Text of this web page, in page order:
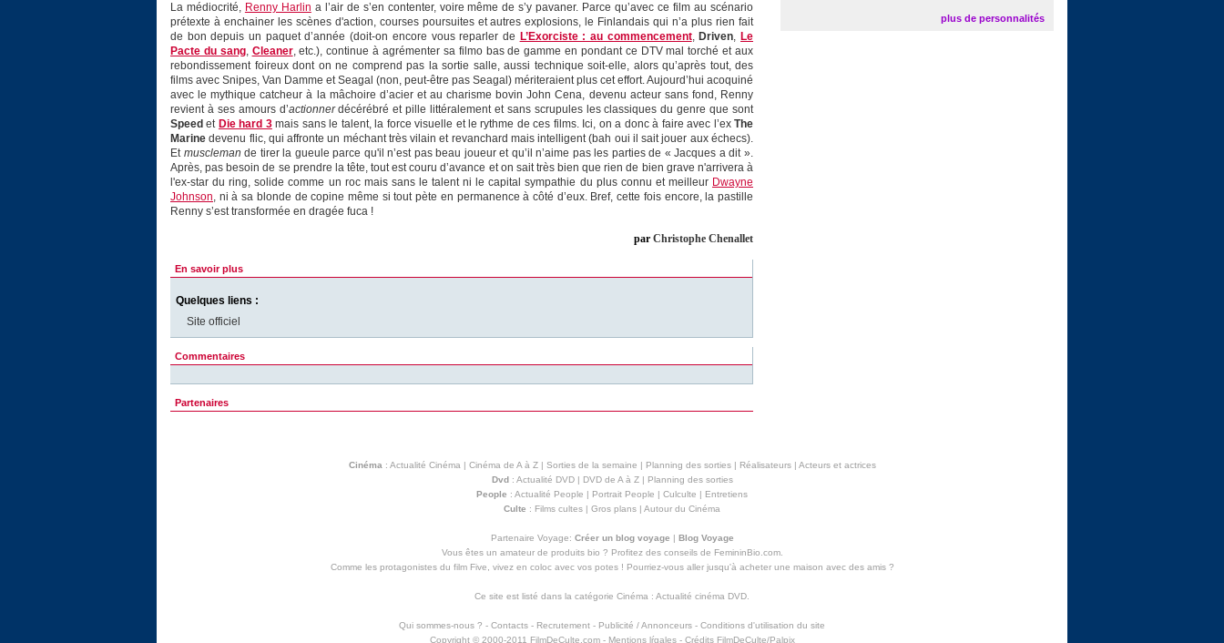
La médiocrité, Renny Harlin a l’air de s’en contenter, voire même de s’y pavaner. Parce qu’avec ce film au scénario
prétexte à enchainer les scènes d'action, courses poursuites et autres explosions, le Finlandais qui n’a plus rien fait
de bon depuis un paquet d’année (doit-on encore vous reparler de L’Exorciste : au commencement, Driven, Le
Pacte du sang, Cleaner, etc.), continue à agrémenter sa filmo bas de gamme en pondant ce DTV mal torché et aux
rebondissement foireux dont on ne comprend pas la sortie salle, aussi technique soit-elle, alors qu’après tout, des
films avec Snipes, Van Damme et Seagal (non, peut-être pas Seagal) mériteraient plus cet effort. Aujourd’hui acoquiné
avec le mythique catcheur à la mâchoire d’acier et au charisme bovin John Cena, devenu acteur sans fond, Renny
revient à ses amours d’actionnerdécérébré et pille littéralement et sans scrupules les classiques du genre que sont
Speed et Die hard 3mais sans le talent, la force visuelle et le rythme de ces films. Ici, on a donc à faire avec l’exThe
Marine devenu flic, qui affronte un méchant très vilain et revanchard mais intelligent (bah oui il sait jouer aux échecs).
Et muscleman de tirer la gueule parce qu'il n’est pas beau joueur et qu’il n’aime pas les parties de « Jacques a dit ».
Après, pas besoin de se prendre la tête, tout est couru d’avance et on sait très bien que rien de bien grave n'arrivera à
l'ex-star du ring, solide comme un roc mais sans le talent ni le capital sympathie du plus connu et meilleur Dwayne
Johnson, ni à sa blonde de copine même si tout pète en permanence à côté d’eux. Bref, cette fois encore, la pastille
Renny s’est transformée en dragée fuca !
par Christophe Chenallet
En savoir plus
Quelques liens :
Site officiel
Commentaires
Partenaires
plus de personnalités
Cinéma : Actualité Cinéma | Cinéma de A à Z| Sorties de la semaine | Planning des sorties| Réalisateurs| Acteurs et actrices
Dvd: Actualité DVD| DVD de A à Z| Planning des sorties
People : Actualité People | Portrait People | Culculte | Entretiens
Culte : Films cultes | Gros plans | Autour du Cinéma
Partenaire Voyage: Créer un blog voyage | Blog Voyage
Vous êtes un amateur de produits bio ? Profitez des conseils de FemininBio.com.
Comme les protagonistes du film Five, vivez en coloc avec vos potes ! Pourriez-vous aller jusqu'à acheter une maison avec des amis?
Ce site est listé dans la catégorie Cinéma : Actualité cinéma DVD
Qui sommes-nous ? - Contacts - Recrutement - Publicité / Annonceurs - Conditions d'utilisation du site
Copyright © 2000-2011 FilmDeCulte.com - Mentions lŕgales- Crédits FilmDeCulte/Palpix